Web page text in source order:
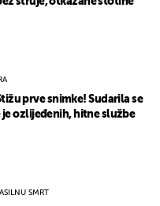
prve snimke! Sudarila se
je ozlijeđenih, hitne službe
SMRT